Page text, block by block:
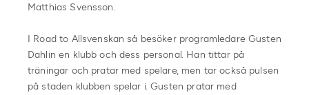
Matthias Svensson.
I Road to Allsvenskan så besöker programledare Gusten
Dahlin en klubb och dess personal. Han tittar på
träningar och pratar med spelare, men tar också pulsen
på staden klubben spelar i. Gusten pratar med